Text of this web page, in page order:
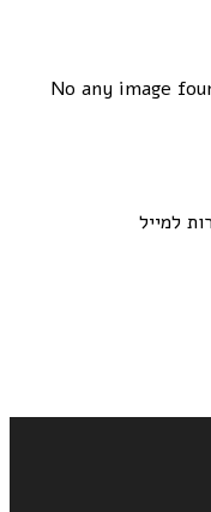
No any image
למייל